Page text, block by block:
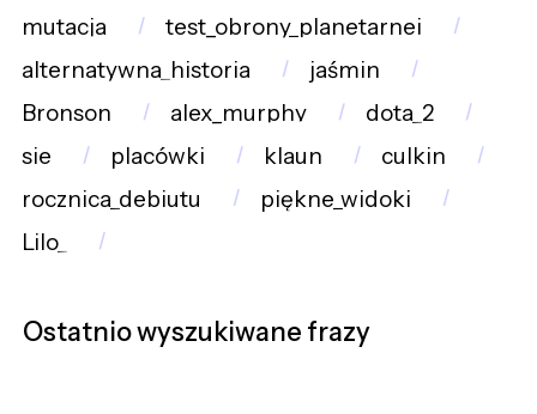
mutacja
test_obrony_planetarnej
alternatywna_historia
jaśmin
Bronson
alex_murphy
dota_2
sie
placówki klaun
culkin
rocznica_debiutu
piękne_widoki
Lilo_
Ostatnio wyszukiwane frazy